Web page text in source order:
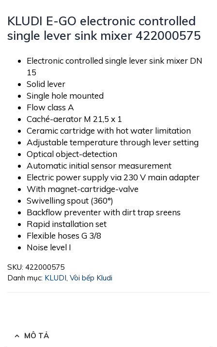
KLUDI E-GO electronic controlled
single lever sink mixer 422000575
Electronic controlled single lever sink mixer DN
15
Solid lever
Single hole mounted
Flow class A
Caché-aerator M 21,5 x 1
Ceramic cartridge with hot water limitation
Adjustable temperature through lever setting
Optical object-detection
Automatic initial sensor measurement
Electric power supply via 230 V main adapter
With magnet-cartridge-valve
Swivelling spout (360°)
Backflow preventer with dirt trap sreens
Rapid installation set
Flexible hoses G 3/8
Noise level I
SKU: 422000575
Danh mục: KLUDI Vòi bếp Kludi
MÔ TẢ